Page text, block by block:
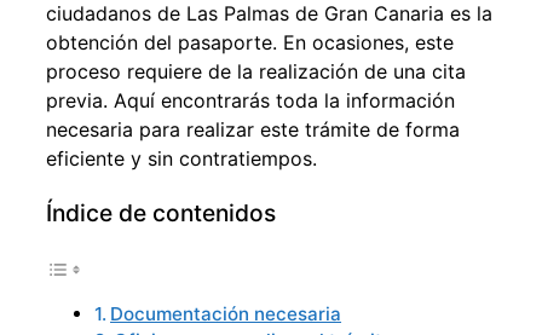
ciudadanos de Las Palmas de Gran Canaria es la
obtención del pasaporte. En ocasiones, este
proceso requiere de la realización de una cita
previa. Aquí encontrarás toda la información
necesaria para realizar este trámite de forma
eficiente y sin contratiempos.
Índice de contenidos
Documentación necesaria